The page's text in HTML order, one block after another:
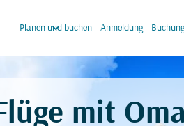
Planen und buchen
keyboard_arrow_down Anmeldung
mit